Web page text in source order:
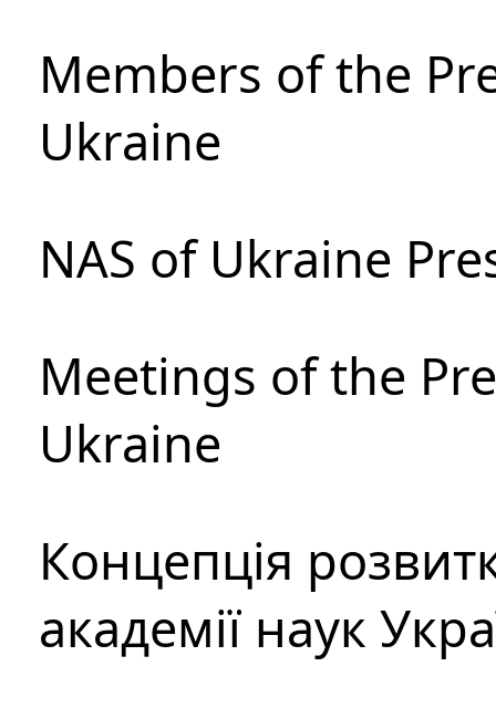
Members of the
Ukraine
NAS of Ukraine
Meetings of the
Ukraine
Концепція
академії наук